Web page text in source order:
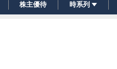
株主優待 時系列